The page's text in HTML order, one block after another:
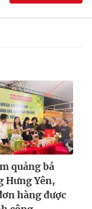
quảng bá
Hưng Yên,
hàng được